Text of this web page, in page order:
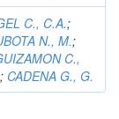
C., C.A.;
N., M.;
C.,
; CADENA G., G.